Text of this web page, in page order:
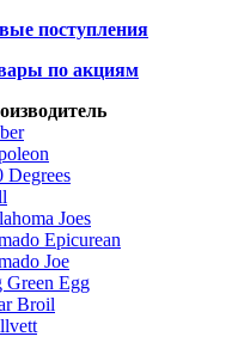
поступления
по акциям
Degrees
Joes
Epicurean
Joe
Green Egg
Broil